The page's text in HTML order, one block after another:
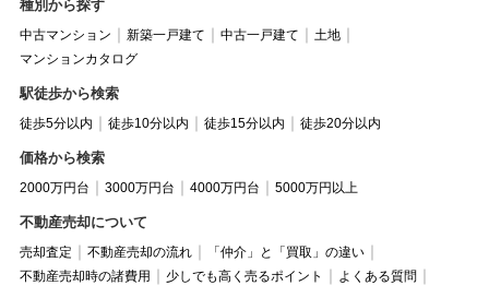
種別から探す
中古マンション 新築一戸建て 中古一戸建て
土地
マンションカタログ
駅徒歩から検索
徒歩5分以内 徒歩10分以内 徒歩15分以内 徒歩20分以内
価格から検索
2000万円台 3000万円台 4000万円台 5000万円以上
不動産売却について
売却査定 不動産売却の流れ
「仲介」と「買取」の違い
不動産売却時の諸費用
少しでも高く売るポイント
よくある質問